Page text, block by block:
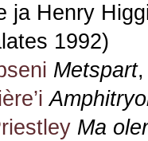
ja Henry
1992)
Metspart,
Ma